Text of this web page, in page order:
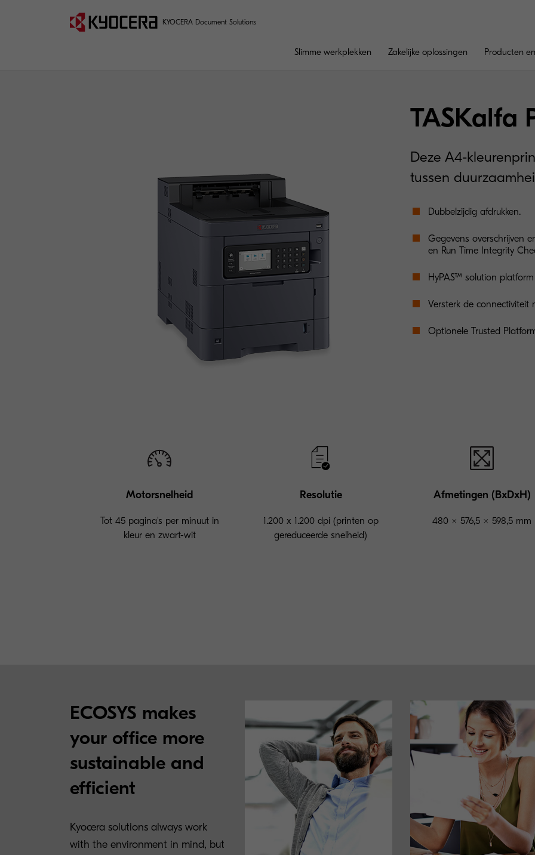
KYOCERA Document Solutions
Slimme werkplekken Zakelijke oplossingen Producten
TASKalfa
Deze A4-
tussen
Dubbelzijdig afdrukken.
Gegevens overschrijven
en Run Time Integrity
HyPAS™ solution
Versterk de connectiviteit
Optionele Trusted
Motorsnelheid
Tot 45 pagina's per minuut in
kleur en zwart-wit
Resolutie
1.200 x 1.200 dpi (printen op
gereduceerde snelheid)
Afmetingen (BxDxH)
480 × 576,5 × 598,5 mm
ECOSYS makes
your office more
sustainable and
efficient
Kyocera solutions always work
with the environment in mind, but